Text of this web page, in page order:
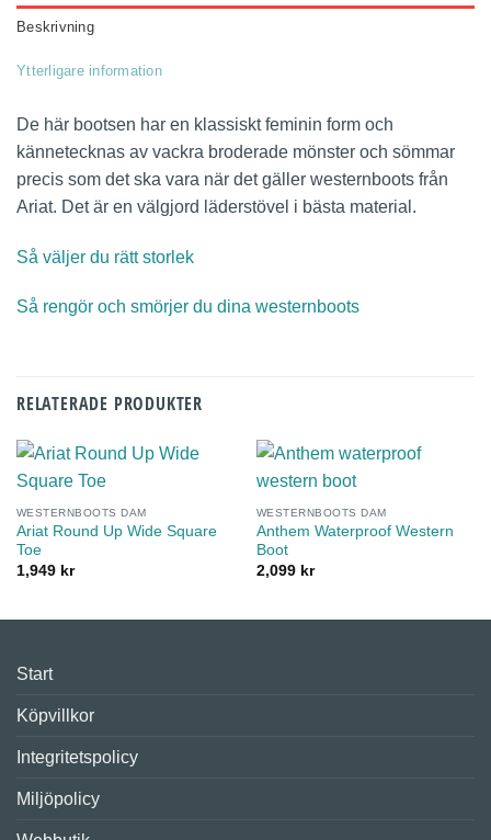
Beskrivning
Ytterligare information
De här bootsen har en klassiskt feminin form och
kännetecknas av vackra broderade mönster och sömmar
precis som det ska vara när det gäller westernboots från
Ariat. Det är en välgjord läderstövel i bästa material.
Så väljer du rätt storlek
Så rengör och smörjer du dina westernboots
RELATERADE PRODUKTER
WESTERNBOOTS DAM
Ariat Round Up Wide Square
Toe
1,949 kr
WESTERNBOOTS DAM
Anthem Waterproof Western
Boot
2,099 kr
Start
Köpvillkor
Integritetspolicy
Miljöpolicy